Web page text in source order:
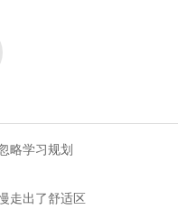
略学习规划
走出了舒适区